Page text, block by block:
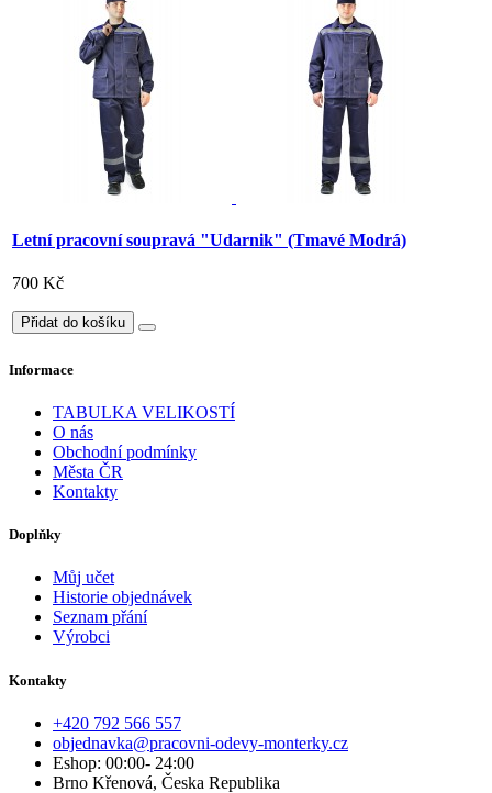
Letní pracovní soupravá "Udarnik" (Tmavé Modrá)
700 Kč
Přidat do košíku
Informace
TABULKA VELIKOSTÍ
O nás
Obchodní podmínky
Města ČR
Kontakty
Doplňky
Můj učet
Historie objednávek
Seznam přání
Výrobci
Kontakty
+420 792 566 557
objednavka@pracovni-odevy-monterky.cz
Eshop: 00:00- 24:00
Brno Křenová, Česka Republika